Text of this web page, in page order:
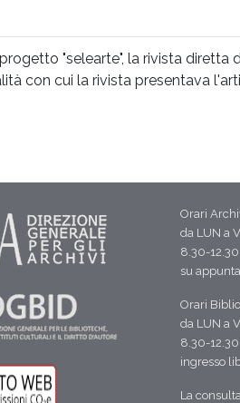
"selearte", la rivista
con cui la rivista presentava
Orari
da LUN a
8.30-
su
Orari
da LUN a
8.30-
ingresso
La